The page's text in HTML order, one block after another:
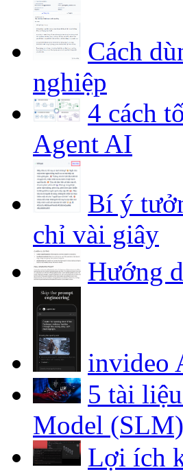
Cách
nghiệp
4 cách
Agent AI
Bí ý
chỉ vài giây
Hướng
invideo
5 tài
Model
Lợi ích